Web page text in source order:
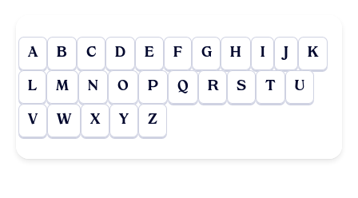
A B C D E F G H I J K
L M N O P Q R S T U
V W X Y Z